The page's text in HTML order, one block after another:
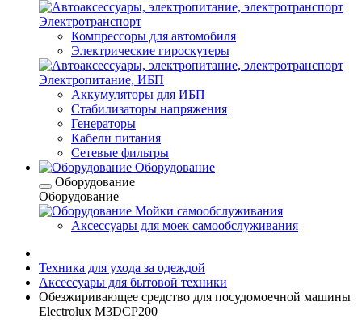
Электротранспорт
Компрессоры для автомобиля
Электрические гироскутеры
Электропитание, ИБП
Аккумуляторы для ИБП
Стабилизаторы напряжения
Генераторы
Кабели питания
Сетевые фильтры
Оборудование
Оборудование
Оборудование
Мойки самообслуживания
Аксессуары для моек самообслуживания
Техника для ухода за одеждой
Аксессуары для бытовой техники
Обезжиривающее средство для посудомоечной машины
Electrolux M3DCP200